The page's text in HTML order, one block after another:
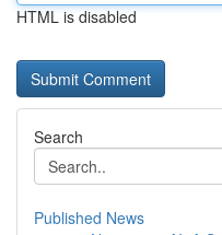
HTML is disabled
Search
Published News